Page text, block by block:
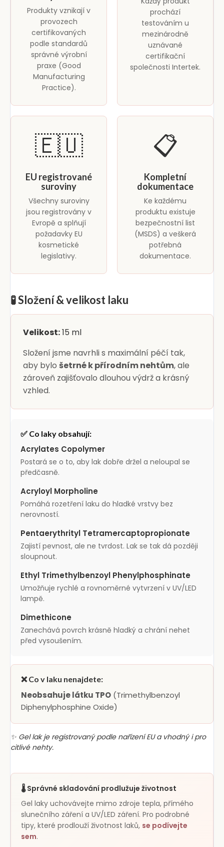
Produkty vznikají v
provozech
certifikovaných
podle standardů
správné výrobní
praxe (Good
Manufacturing
Practice).
prochází
testováním u
mezinárodně
uznávané
certifikační
společnosti Intertek.
🇪🇺
EU registrované
suroviny
Všechny suroviny
jsou registrovány v
Evropě a splňují
požadavky EU
kosmetické
legislativy.
📋
Kompletní
dokumentace
Ke každému
produktu existuje
bezpečnostní list
(MSDS) a veškerá
potřebná
dokumentace.
🧪 Složení & velikost laku
Velikost:15 ml
Složení jsme navrhli s maximální péčí tak,
aby bylo šetrné k přírodním nehtům, ale
zároveň zajišťovalo dlouhou výdrž a krásný
vzhled.
✅ Co laky obsahují:
Acrylates Copolymer
Postará se o to, aby lak dobře držel a neloupal se
předčasně.
Acryloyl Morpholine
Pomáhá rozetření laku do hladké vrstvy bez
nerovností.
Pentaerythrityl Tetramercaptopropionate
Zajistí pevnost, ale ne tvrdost. Lak se tak dá později
sloupnout.
Ethyl Trimethylbenzoyl Phenylphosphinate
Umožňuje rychlé a rovnoměrné vytvrzení v UV/LED
lampě.
Dimethicone
Zanechává povrch krásně hladký a chrání nehet
před vysoušením.
❌ Co v laku nenajdete:
Neobsahuje látku TPO (Trimethylbenzoyl
Diphenylphosphine Oxide)
✨ Gel lak je registrovaný podle nařízení EU a vhodný i pro
citlivé nehty.
🌡️ Správné skladování prodlužuje životnost
Gel laky uchovávejte mimo zdroje tepla, přímého
slunečního záření a UV/LED záření. Pro podrobné
tipy, které prodlouží životnost laků, se podívejte
sem.